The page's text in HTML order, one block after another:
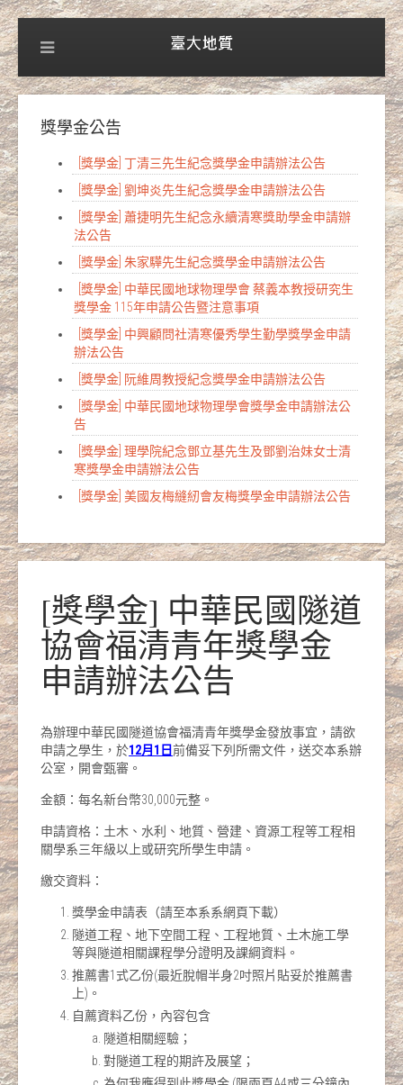
獎學金公告
[獎學金] 丁清三先生紀念獎學金申請辦法公告
[獎學金] 劉坤炎先生紀念獎學金申請辦法公告
[獎學金] 蕭捷明先生紀念永續清寒獎助學金申請辦
法公告
[獎學金] 朱家驊先生紀念獎學金申請辦法公告
[獎學金] 中華民國地球物理學會 蔡義本教授研究生
獎學金 115年申請公告暨注意事項
[獎學金] 中興顧問社清寒優秀學生勤學獎學金申請
辦法公告
[獎學金] 阮維周教授紀念獎學金申請辦法公告
[獎學金] 中華民國地球物理學會獎學金申請辦法公
告
[獎學金] 理學院紀念鄧立基先生及鄧劉治妹女士清
寒獎學金申請辦法公告
[獎學金] 美國友梅縫紉會友梅獎學金申請辦法公告
[獎學金] 中華民國隧道
協會福清青年獎學金
申請辦法公告
為辦理中華民國隧道協會福清青年獎學金發放事宜，請欲
申請之學生，於12月 1 日前備妥下列所需文件，送交本系辦
公室，開會甄審。
金額：每名新台幣30,000元整。
申請資格：土木、水利、地質、營建、資源工程等工程相
關學系三年級以上或研究所學生申請。
繳交資料：
獎學金申請表（請至本系系網頁下載）
隧道工程、地下空間工程、工程地質、土木施工學
等與隧道相關課程學分證明及課綱資料。
推薦書1式乙份(最近脫帽半身2吋照片貼妥於推薦書
上)。
自薦資料乙份，內容包含
隧道相關經驗；
對隧道工程的期許及展望；